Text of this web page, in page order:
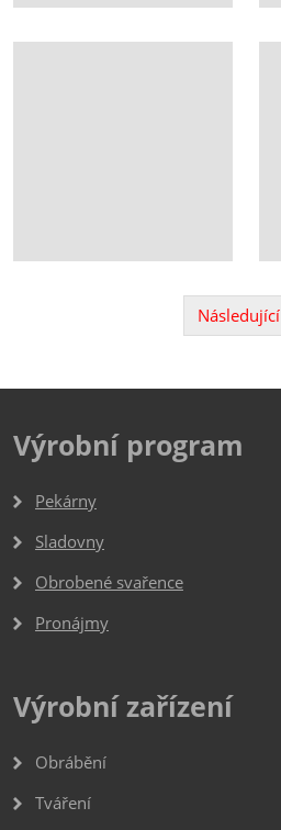
Předchozí
Následující
Výrobní program
Pekárny
Sladovny
Obrobené svařence
Pronájmy
Výrobní zařízení
Obrábění
Tváření